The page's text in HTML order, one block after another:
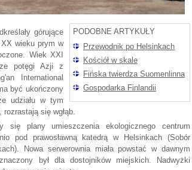
PODOBNE ARTYKUŁY
Przewodnik po Helsinkach
Kościół w skale
Fińska twierdza Suomenlinna
Gospodarka Finlandii
górujące
wieku prym w
Wiek XXI
potęgi Azji z
International
być ukończony
udziału w tym
się wgłąb.
się plany umieszczenia ekologicznego centrum
pod prawosławną katedrą w Helsinkach (Sobór
Nowa serwerownia miała powstać w dawnym
był dla dostojników miejskich. Nadwyżki